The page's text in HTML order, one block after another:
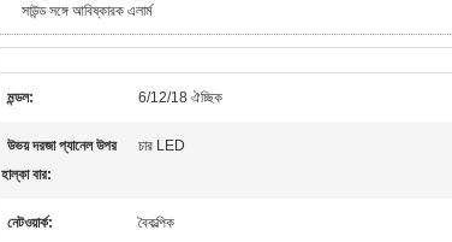
সাউন্ড সঙ্গে আবিষ্কারক এলার্ম
মন্ডল: 6/12/18 ঐচ্ছিক
উভয় দরজা প্যানেল উপর
হাল্কা বার:
চার LED
নেটওয়ার্ক: বৈকল্পিক